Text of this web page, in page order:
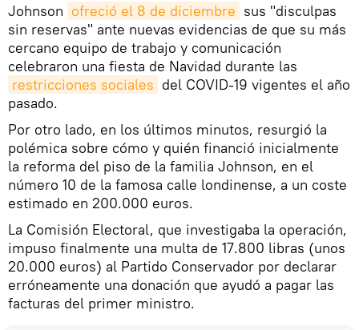
Johnson ofreció el 8 de diciembre sus "disculpas
sin reservas" ante nuevas evidencias de que su más
cercano equipo de trabajo y comunicación
celebraron una fiesta de Navidad durante las
restricciones sociales del COVID-19 vigentes el año
pasado.
Por otro lado, en los últimos minutos, resurgió la
polémica sobre cómo y quién financió inicialmente
la reforma del piso de la familia Johnson, en el
número 10 de la famosa calle londinense, a un coste
estimado en 200.000 euros.
La Comisión Electoral, que investigaba la operación,
impuso finalmente una multa de 17.800 libras (unos
20.000 euros) al Partido Conservador por declarar
erróneamente una donación que ayudó a pagar las
facturas del primer ministro.